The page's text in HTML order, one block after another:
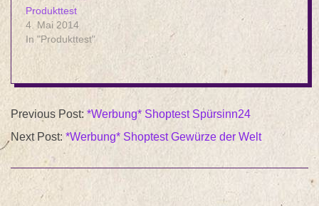
Produkttest
4. Mai 2014
In "Produkttest"
03-
16
Previous Post: *Werbung* Shoptest Spürsinn24
Next Post: *Werbung* Shoptest Gewürze der Welt